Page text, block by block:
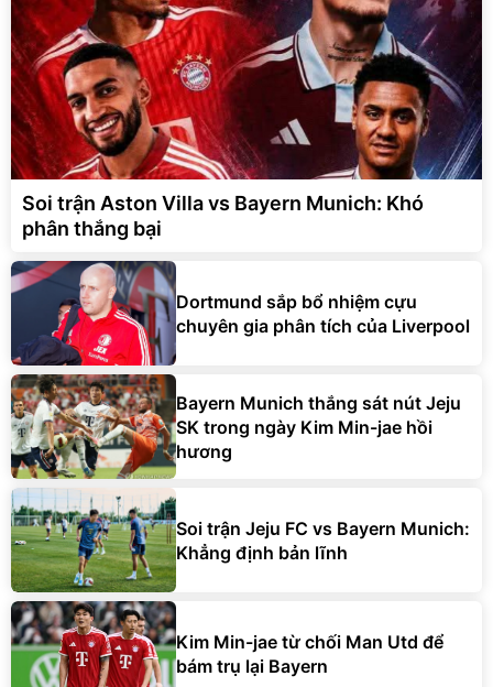
Soi trận Aston Villa vs Bayern Munich: Khó
phân thắng bại
Dortmund sắp bổ nhiệm cựu
chuyên gia phân tích của Liverpool
Bayern Munich thắng sát nút Jeju
SK trong ngày Kim Min-jae hồi
hương
Soi trận Jeju FC vs Bayern Munich:
Khẳng định bản lĩnh
Kim Min-jae từ chối Man Utd để
bám trụ lại Bayern